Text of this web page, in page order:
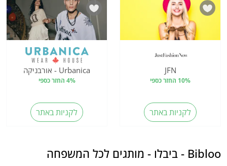
JFN
10% החזר כספי
לקניות באתר
Urbanica - אורבניקה
4% החזר כספי
לקניות באתר
Bibloo - ביבלו - מותגים לכל המשפחה